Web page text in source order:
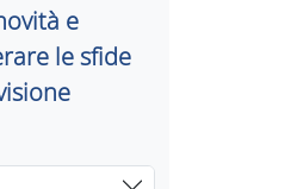
e
le sfide